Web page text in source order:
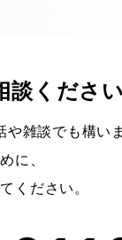
ください
雑談でも構い
に、
ください。